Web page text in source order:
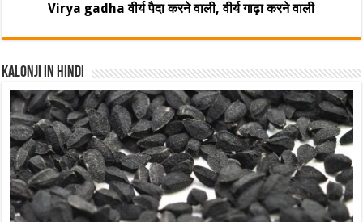
Virya gadha वीर्य पैदा करने वाली, वीर्य गाढ़ा करने वाली
Kalonji In Hindi